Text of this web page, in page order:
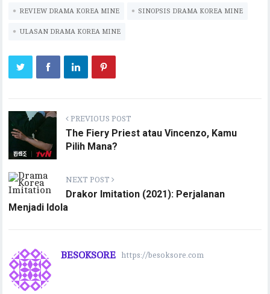
p
k
REVIEW DRAMA KOREA MINE SINOPSIS DRAMA KOREA MINE
ULASAN DRAMA KOREA MINE
PREVIOUS POST
The Fiery Priest atau Vincenzo, Kamu
Pilih Mana?
NEXT POST
Drakor Imitation (2021): Perjalanan
Menjadi Idola
BESOKSORE https://besoksore.com